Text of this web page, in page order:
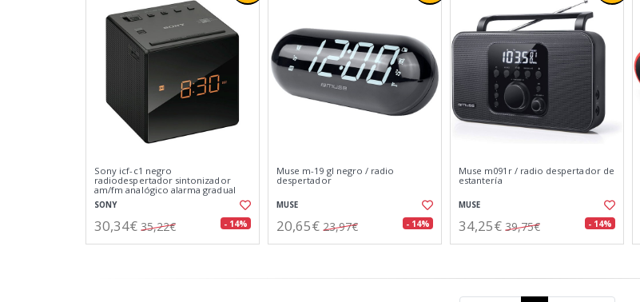
Sony icf-c1 negro
radiodespertador sintonizador
am/fm analógico alarma gradual
100mw de potencia
SONY
30,34€ 35,22€ - 14%
Muse m-19 gl negro / radio
despertador
MUSE
20,65€ 23,97€ - 14%
Muse m091r / radio despertador de
estantería
MUSE
34,25€ 39,75€ - 14%